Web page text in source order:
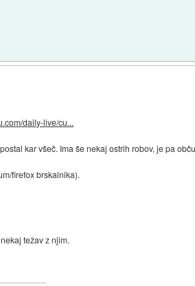
daily-live/cu...
kar všeč. Ima še nekaj ostrih robov, je pa
firefox brskalnika).
težav z njim.